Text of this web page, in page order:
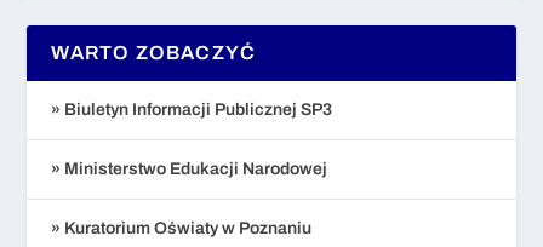
WARTO ZOBACZYĆ
» Biuletyn Informacji Publicznej SP3
» Ministerstwo Edukacji Narodowej
» Kuratorium Oświaty w Poznaniu